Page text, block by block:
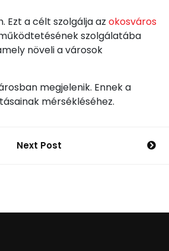
Ezt a célt szolgálja az okosváros
szolgálatába
növeli a városok
megjelenik. Ennek a
mérsékléséhez.
Next Post